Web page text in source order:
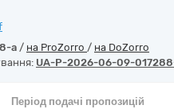
a / на ProZorro / на DoZorro
UA-P-2026-06-09-
Період подачі пропозицій